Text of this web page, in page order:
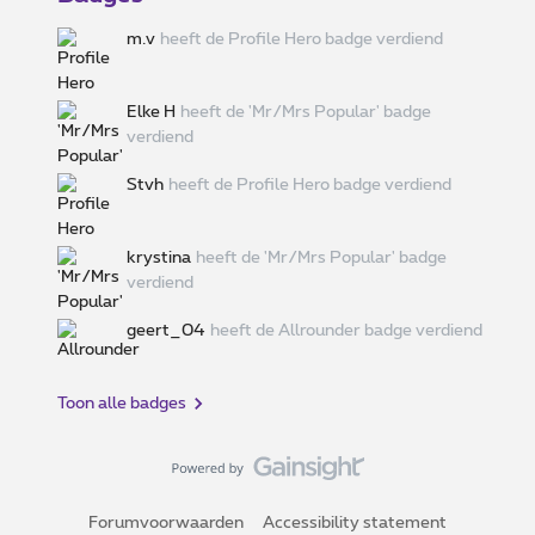
m.v heeft de Profile Hero badge verdiend
Elke H heeft de 'Mr/Mrs Popular' badge
verdiend
Stvh heeft de Profile Hero badge verdiend
krystina heeft de 'Mr/Mrs Popular' badge
verdiend
geert_04 heeft de Allrounder badge verdiend
Toon alle badges
Forumvoorwaarden Accessibility statement